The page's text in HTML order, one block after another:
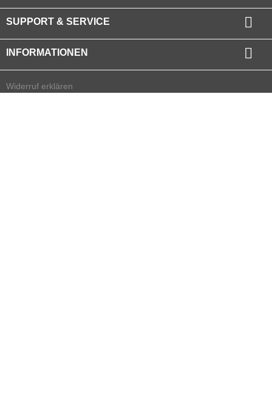
SUPPORT & SERVICE 
INFORMATIONEN 
Widerruf erklären